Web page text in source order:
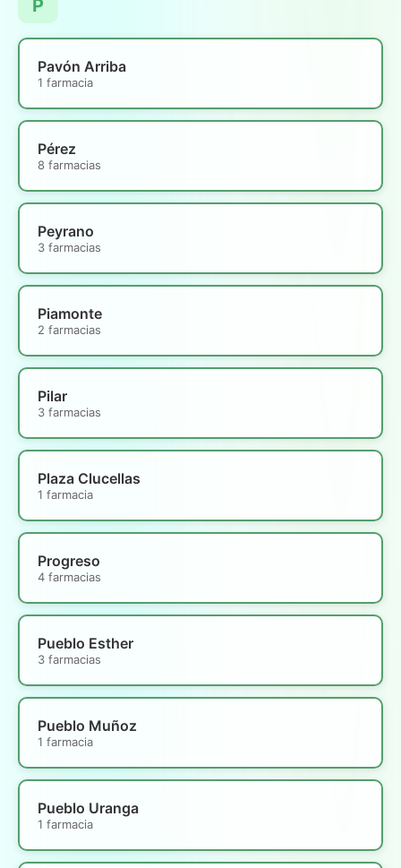
P
Pavón Arriba
1 farmacia
Pérez
8 farmacias
Peyrano
3 farmacias
Piamonte
2 farmacias
Pilar
3 farmacias
Plaza Clucellas
1 farmacia
Progreso
4 farmacias
Pueblo Esther
3 farmacias
Pueblo Muñoz
1 farmacia
Pueblo Uranga
1 farmacia